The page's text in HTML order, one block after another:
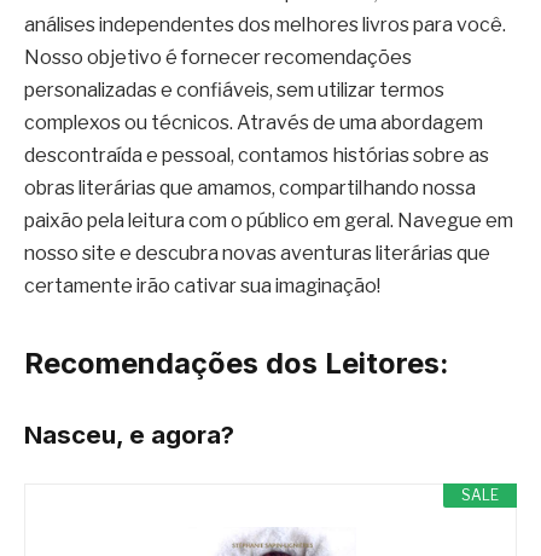
análises independentes dos melhores livros para você.
Nosso objetivo é fornecer recomendações
personalizadas e confiáveis, sem utilizar termos
complexos ou técnicos. Através de uma abordagem
descontraída e pessoal, contamos histórias sobre as
obras literárias que amamos, compartilhando nossa
paixão pela leitura com o público em geral. Navegue em
nosso site e descubra novas aventuras literárias que
certamente irão cativar sua imaginação!
Recomendações dos Leitores:
Nasceu, e agora?
SALE